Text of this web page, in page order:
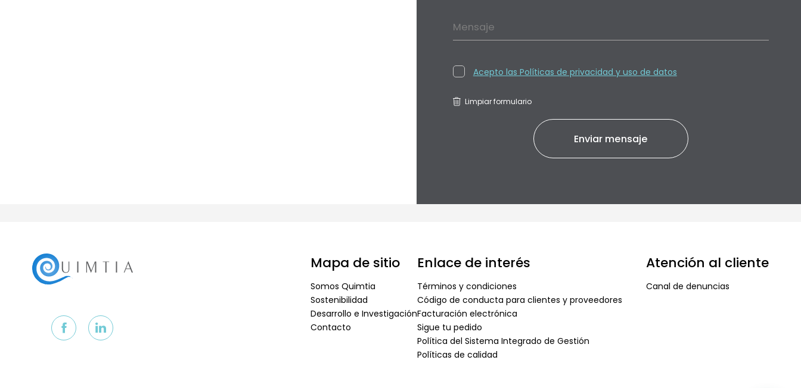
Mensaje
Acepto las Políticas de privacidad y uso de datos
Limpiar formulario
Mapa de sitio
Somos Quimtia
Sostenibilidad
Desarrollo e Investigación
Contacto
Enlace de interés
Términos y condiciones
Código de conducta para clientes y proveedores
Facturación electrónica
Sigue tu pedido
Política del Sistema Integrado de Gestión
Políticas de calidad
Atención al cliente
Canal de denuncias